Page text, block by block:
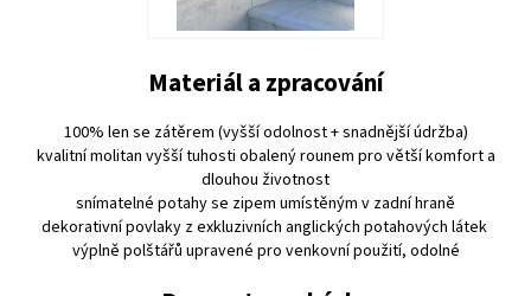
Materiál a zpracování
100% len se zátěrem (vyšší odolnost + snadnější údržba)
kvalitní molitan vyšší tuhosti obalený rounem pro větší komfort a
dlouhou životnost
snímatelné potahy se zipem umístěným v zadní hraně
dekorativní povlaky z exkluzivních anglických potahových látek
výplně polštářů upravené pro venkovní použití, odolné